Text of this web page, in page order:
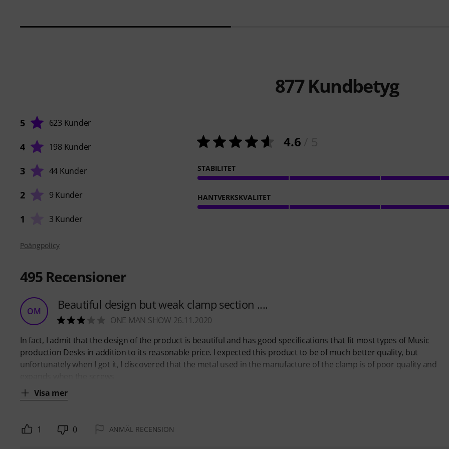
877Kundbetyg
5 623 Kunder
4 198 Kunder
3 44 Kunder
2 9 Kunder
1 3 Kunder
4.6
STABILITET
HANTVERKSKVALITET
Poängpolicy
495 Recensioner
OM Beautiful design but weak clamp section ....
ONE MAN SHOW 26.11.2020
In fact, I admit that the design of the product is beautiful and has good specifications that fit most types of Music
production Desks in addition to its reasonable price. I expected this product to be of much better quality, but
unfortunately when I got it, I discovered that the metal used in the manufacture of the clamp is of poor quality and
Visa mer
1 0 ANMÄL RECENSION